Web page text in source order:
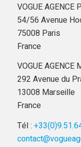
VOGUE AGENCE
54/56 Avenue
75008 Paris
France
VOGUE AGENCE
292 Avenue du
13008 Marseille
France
Tél :